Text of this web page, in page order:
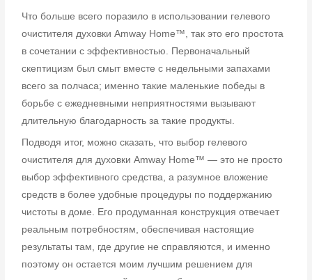
Что больше всего поразило в использовании гелевого
очистителя духовки Amway Home™, так это его простота
в сочетании с эффективностью. Первоначальный
скептицизм был смыт вместе с недельными запахами
всего за полчаса; именно такие маленькие победы в
борьбе с ежедневными неприятностями вызывают
длительную благодарность за такие продукты.
Подводя итог, можно сказать, что выбор гелевого
очистителя для духовки Amway Home™ — это не просто
выбор эффективного средства, а разумное вложение
средств в более удобные процедуры по поддержанию
чистоты в доме. Его продуманная конструкция отвечает
реальным потребностям, обеспечивая настоящие
результаты там, где другие не справляются, и именно
поэтому он остается моим лучшим решением для